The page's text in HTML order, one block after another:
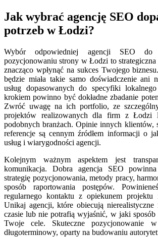
Jak wybrać agencję SEO
potrzeb w Łodzi?
Wybór odpowiedniej agencji SEO do
pozycjonowaniu strony w Łodzi to strategiczna
znacząco wpłynąć na sukces Twojego
będzie miała takie samo doświadczenie ani
usług dopasowanych do specyfiki
krokiem powinno być dokładne zbadanie
Zwróć uwagę na ich portfolio, ze
projektów realizowanych dla firm z Łodzi
podobnych branżach. Opinie innych klientów,
referencje są cennym źródłem informacji o
usług i wiarygodności agencji.
Kolejnym ważnym aspektem jest
komunikacja. Dobra agencja SEO
strategię pozycjonowania, metody pracy,
sposób raportowania postępów.
regularnego kontaktu z opiekunem projektu
Unikaj agencji, które obiecują
czasie lub nie potrafią wyjaśnić, w jaki sposób
Twoje cele. Skuteczne pozycjonowanie
długoterminowy, oparty na budowaniu